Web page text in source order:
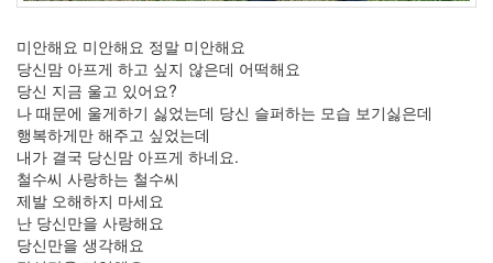
미안해요 미안해요 정말 미안해요
당신맘 아프게 하고 싶지 않은데 어떡해요
당신 지금 울고 있어요?
나 때문에 울게하기 싫었는데 당신 슬퍼하는 모습 보기싫은데
행복하게만 해주고 싶었는데
내가 결국 당신맘 아프게 하네요.
철수씨 사랑하는 철수씨
제발 오해하지 마세요
난 당신만을 사랑해요
당신만을 생각해요
혼
일
루
나
공
모
전
Ivy
여
자